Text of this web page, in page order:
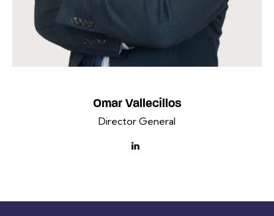
Omar Vallecillos
Director General
linkedin